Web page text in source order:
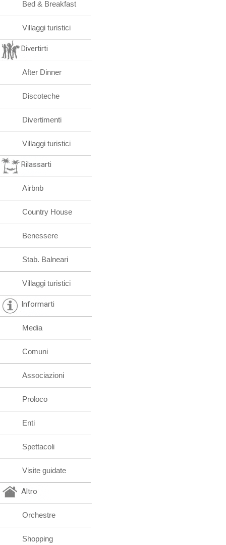
Bed & Breakfast
Villaggi turistici
Divertirti
After Dinner
Discoteche
Divertimenti
Villaggi turistici
Rilassarti
Airbnb
Country House
Benessere
Stab. Balneari
Villaggi turistici
Informarti
Media
Comuni
Associazioni
Proloco
Enti
Spettacoli
Visite guidate
Altro
Orchestre
Shopping